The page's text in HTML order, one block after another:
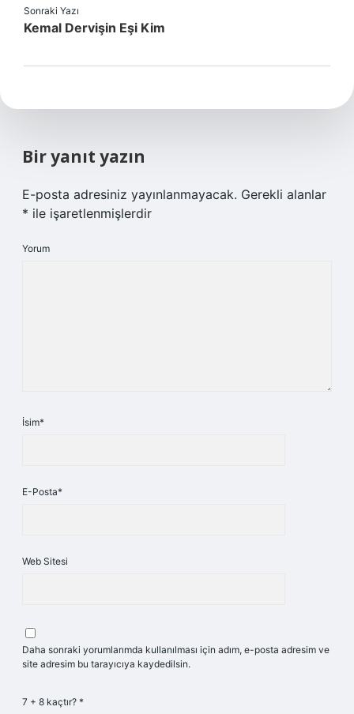
Sonraki Yazı
Kemal Dervişin Eşi Kim
Bir yanıt yazın
E-posta adresiniz yayınlanmayacak. Gerekli alanlar
* ile işaretlenmişlerdir
Yorum
İsim*
E-Posta*
Web Sitesi
Daha sonraki yorumlarımda kullanılması için adım, e-posta adresim ve
site adresim bu tarayıcıya kaydedilsin.
7 + 8 kaçtır? *